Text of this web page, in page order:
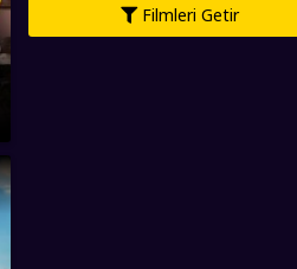
Filmleri Getir